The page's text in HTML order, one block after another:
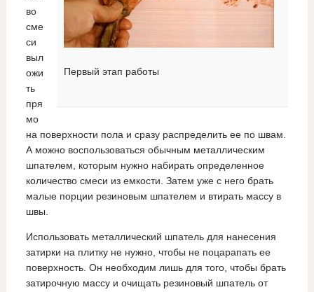
Первый этап работы
во
сме
си
выл
ожи
ть
пря
мо
на поверхности пола и сразу распределить ее по швам.
А можно воспользоваться обычным металлическим
шпателем, которым нужно набирать определенное
количество смеси из емкости. Затем уже с него брать
малые порции резиновым шпателем и втирать массу в
швы.
Использовать металлический шпатель для нанесения
затирки на плитку не нужно, чтобы не поцарапать ее
поверхность. Он необходим лишь для того, чтобы брать
затирочную массу и очищать резиновый шпатель от